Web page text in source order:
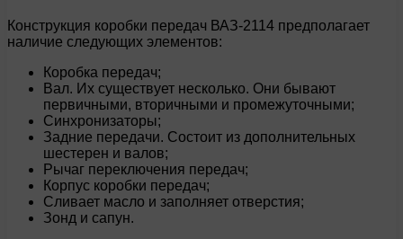
Конструкция коробки передач ВАЗ-2114 предполагает
наличие следующих элементов:
Коробка передач;
Вал. Их существует несколько. Они бывают
первичными, вторичными и промежуточными;
Синхронизаторы;
Задние передачи. Состоит из дополнительных
шестерен и валов;
Рычаг переключения передач;
Корпус коробки передач;
Сливает масло и заполняет отверстия;
Зонд и сапун.